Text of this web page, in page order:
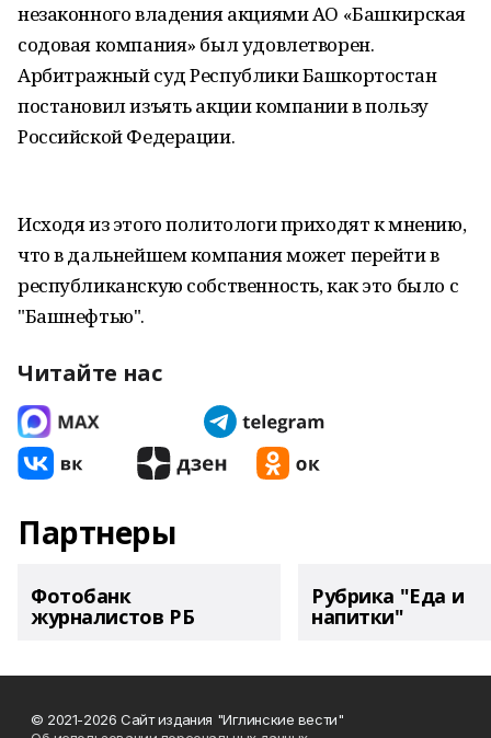
незаконного владения акциями АО «Башкирская
содовая компания» был удовлетворен.
Арбитражный суд Республики Башкортостан
постановил изъять акции компании в пользу
Российской Федерации.
Исходя из этого политологи приходят к мнению,
что в дальнейшем компания может перейти в
республиканскую собственность, как это было с
"Башнефтью".
Читайте нас
Партнеры
Фотобанк
журналистов РБ
Рубрика "Еда и
напитки"
© 2021-2026 Сайт издания "Иглинские вести"